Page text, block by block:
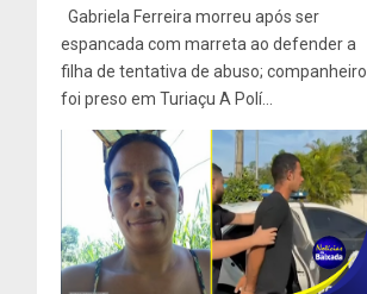
Gabriela Ferreira morreu após ser
espancada com marreta ao defender a
filha de tentativa de abuso; companheiro
foi preso em Turiaçu A Polí...